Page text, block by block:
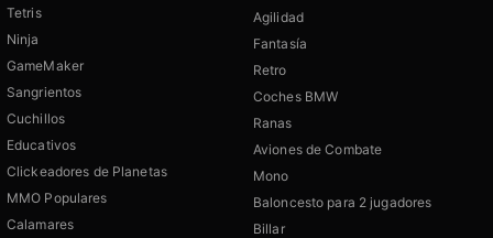
Tetris
Ninja
GameMaker
Sangrientos
Cuchillos
Educativos
Clickeadores de Planetas
MMO Populares
Calamares
Agilidad
Fantasía
Retro
Coches BMW
Ranas
Aviones de Combate
Mono
Baloncesto para 2 jugadores
Billar